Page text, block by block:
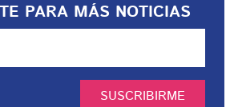
PARA MÁS NOTICIAS
SUSCRIBIRME